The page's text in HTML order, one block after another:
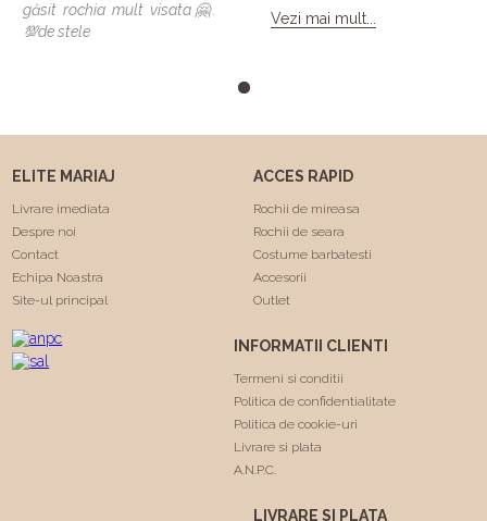
găsit rochia mult visata🤗.
💯de stele
modele si vreau sa spun ca
toate veneau bine , dar
"Trash the dress" si a rezistat
multumesc echipa Elite
Mariaj faceti minuni .❤️❤️
Vezi mai mult...
ELITE MARIAJ
Livrare imediata
Despre noi
Contact
Echipa Noastra
Site-ul principal
ACCES RAPID
Rochii de mireasa
Rochii de seara
Costume barbatesti
Accesorii
Outlet
INFORMATII CLIENTI
Termeni si conditii
Politica de confidentialitate
Politica de cookie-uri
Livrare si plata
A.N.P.C.
LIVRARE SI PLATA